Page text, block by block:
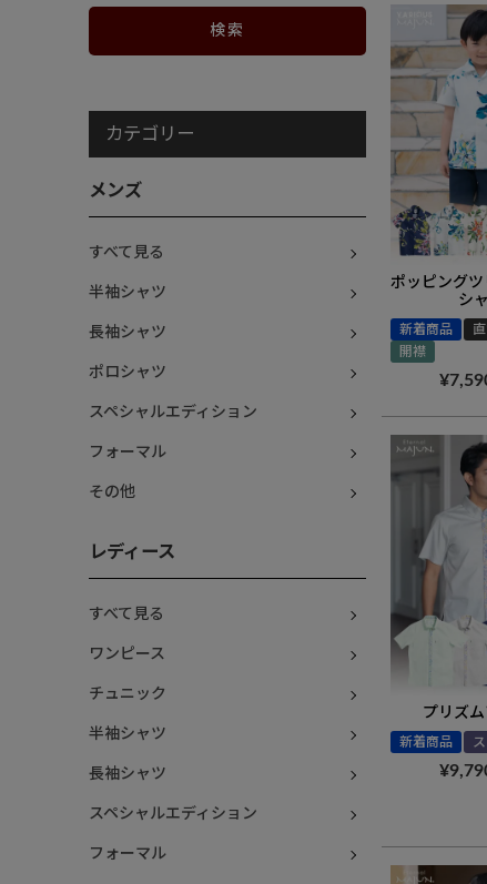
カテゴリー
メンズ
すべて見る
半袖シャツ
長袖シャツ
ポロシャツ
スペシャルエディション
フォーマル
その他
レディース
すべて見る
ワンピース
チュニック
半袖シャツ
長袖シャツ
スペシャルエディション
フォーマル
ポッピングツ
シ
新着商品
開襟
¥
プリズ
新着商品
¥